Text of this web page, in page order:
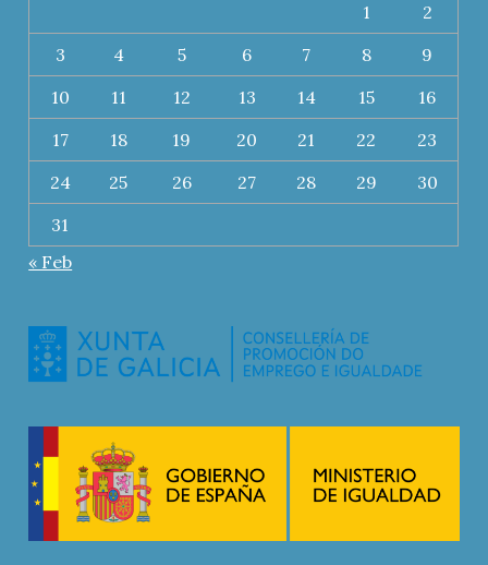
1
2
3
4 5 6 7 8
9
10
11 12 13 14 15
16
17
18 19 20 21 22
23
24
25 26 27 28 29
30
31
« Feb